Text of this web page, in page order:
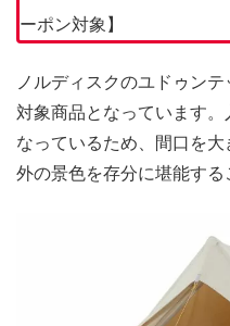
ーポン対象】
ノルディスクのユドゥン
対象商品となっています
なっているため、間口を
外の景色を存分に堪能する